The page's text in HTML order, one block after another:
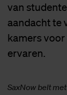
van
aandacht te
kamers
ervaren.
SaxNow belt